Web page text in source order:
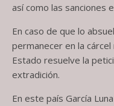
así como las sanciones
En caso de que lo
permanecer en la
Estado resuelve la
extradición.
En este país García